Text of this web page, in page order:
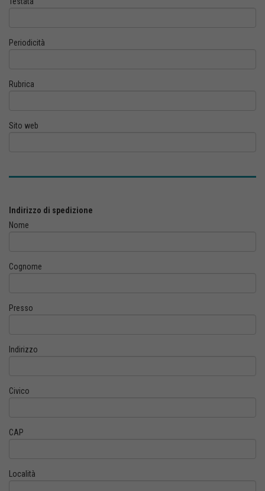
Periodicità
Rubrica
Sito web
Indirizzo di spedizione
Nome
Cognome
Presso
Indirizzo
Civico
CAP
Località